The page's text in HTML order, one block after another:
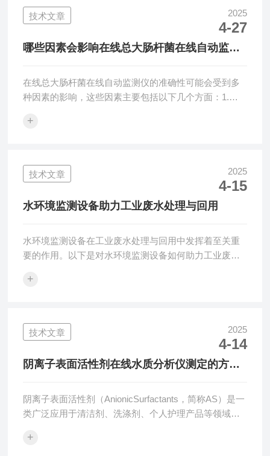
药泵、投加管道、阀门、计量装置等是否完好，确保没
有漏药、堵塞或损坏。检查控制系统：确保自动化控制
系统正常工作，检查电源、控制面板及操作界面是否清
晰、反应灵敏。2.开机操作启动控制系统：根据工艺...
技术文章 2025
4-27
哪些因素会影响在线总大肠杆菌在线自动监测
在线总大肠杆菌在线自动监测仪的准确性可能会受到多
种因素的影响，这些因素主要包括以下几个方面：1.仪
作状态都会直接影响其准确性。高质量的仪器通常具有
经定期校准或维护不当，可能会导致测量结果的偏差。
2.样本处理：样本的采集、保存、运输和处理过程中的
不当操作都可能导致误差。例如，如果采样量不准确、
样本受到污染或变质，都可能导致测量结果的不准...
+
技术文章 2025
4-15
水环境监测设备助力工业废水处理与回用
水环境监测设备在工业废水处理与回用中发挥着至关重
要的作用。以下是对水环境监测设备如何助力工业废水
实时监测水质：监测设备能够实时监测工业废水中的各
对于评估水质状况、制定针对性的废水处理方案至关重
要。2.预警与报警：当废水中的污染物浓度超过预设阈
值时，监测设备会及时发出预警或报警信号。这有助于
及时发现问题、采取措施，防止水质进一步恶化。3....
+
技术文章 2025
4-14
阴离子表面活性剂在线水质分析仪测定的方法
阴离子表面活性剂（AnionicSurfactants，简称AS）是一
类广泛应用于清洁剂、洗涤剂、个人护理产品等领域的
离子表面活性剂的浓度监测在水质分析中具有重要意
+